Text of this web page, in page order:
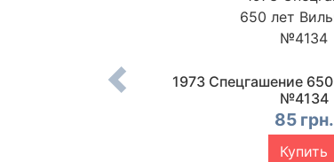
100 Празднику
1973 Спецгашение
№4134
85 грн.
Купить